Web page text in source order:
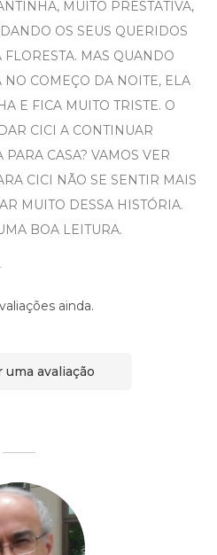
MUITO PRESTATIVA,
OS SEUS QUERIDOS
MAS QUANDO
NO COMEÇO DA NOITE, ELA
E FICA MUITO TRISTE. O
CICI A CONTINUAR
CASA? VAMOS VER
CICI NÃO SE SENTIR MAIS
MUITO DESSA HISTÓRIA.
BOA LEITURA.
ainda.
uma avaliação